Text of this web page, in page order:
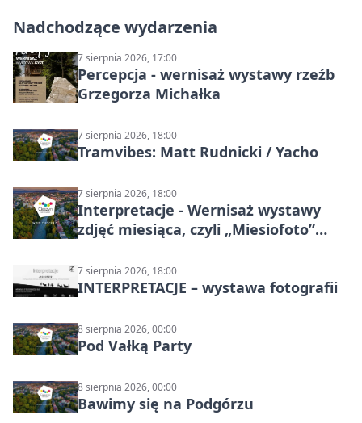
Nadchodzące wydarzenia
7 sierpnia 2026, 17:00
Percepcja - wernisaż wystawy rzeźb
Grzegorza Michałka
7 sierpnia 2026, 18:00
Tramvibes: Matt Rudnicki / Yacho
7 sierpnia 2026, 18:00
Interpretacje - Wernisaż wystawy
zdjęć miesiąca, czyli „Miesiofoto”
Fotograficznego
7 sierpnia 2026, 18:00
INTERPRETACJE – wystawa fotografii
8 sierpnia 2026, 00:00
Pod Vałką Party
8 sierpnia 2026, 00:00
Bawimy się na Podgórzu